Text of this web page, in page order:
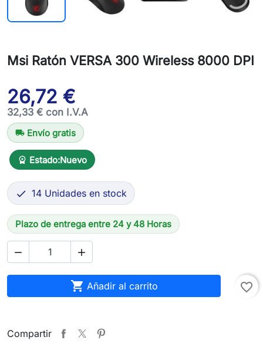
Msi Ratón VERSA 300 Wireless 8000 DPI
26,72 €
32,33 € con I.V.A
local_shipping Envío gratis
workspace_premium Estado:Nuevo
 14 Unidades en stock
Plazo de entrega entre 24 y 48 Horas
 
 Añadir al carrito favorite_border
Compartir